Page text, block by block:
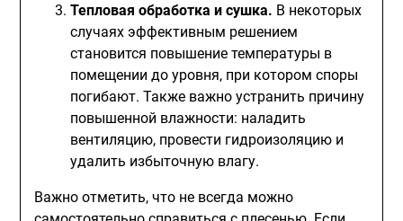
Тепловая обработка и сушка. В некоторых
случаях эффективным решением
становится повышение температуры в
помещении до уровня, при котором споры
погибают. Также важно устранить причину
повышенной влажности: наладить
вентиляцию, провести гидроизоляцию и
удалить избыточную влагу.
Важно отметить, что не всегда можно